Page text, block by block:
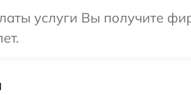
услуги Вы получите